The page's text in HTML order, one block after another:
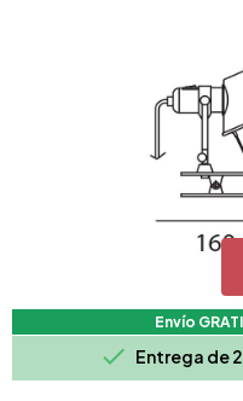
Envío
 Entrega de